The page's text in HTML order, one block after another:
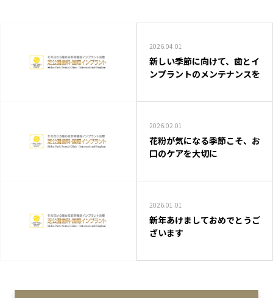
2026.04.01
新しい季節に向けて、歯とイ
ンプラントのメンテナンスを
2026.02.01
花粉が気になる季節こそ、お
口のケアを大切に
2026.01.01
新年あけましておめでとうご
ざいます